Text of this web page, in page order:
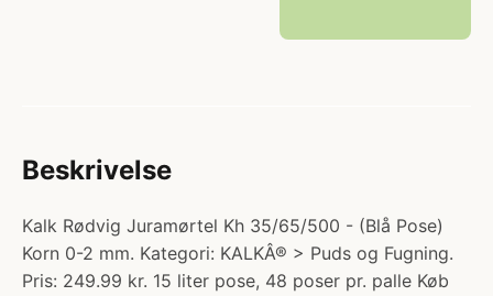
Beskrivelse
Kalk Rødvig Juramørtel Kh 35/65/500 - (Blå Pose)
Korn 0-2 mm. Kategori: KALKÂ® > Puds og Fugning.
Pris: 249.99 kr. 15 liter pose, 48 poser pr. palle Køb